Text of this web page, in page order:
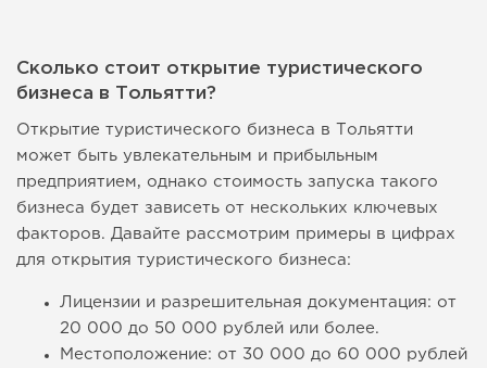
Сколько стоит открытие туристического
бизнеса в Тольятти?
Открытие туристического бизнеса в Тольятти
может быть увлекательным и прибыльным
предприятием, однако стоимость запуска такого
бизнеса будет зависеть от нескольких ключевых
факторов. Давайте рассмотрим примеры в цифрах
для открытия туристического бизнеса:
Лицензии и разрешительная документация: от
20 000 до 50 000 рублей или более.
Местоположение: от 30 000 до 60 000 рублей